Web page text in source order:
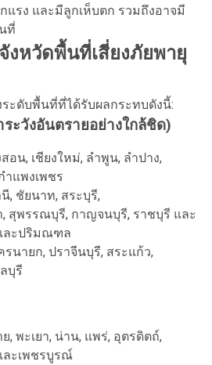
รง และมีลูกเห็บตก รวมถึงอาจมี
ที่
งหวัดพื้นที่เสี่ยงภัยพายุ
ะดับพื้นที่ที่ได้รับผลกระทบดังนี้:
ระวังอันตรายอย่างใกล้ชิด)
อน, เชียงใหม่, ลำพูน, ลำปาง,
ำแพงเพชร
, ชัยนาท, สระบุรี,
สุพรรณบุรี, กาญจนบุรี, ราชบุรี และ
ละปริมณฑล
นายก, ปราจีนบุรี, สระแก้ว,
บุรี
, พะเยา, น่าน, แพร่, อุตรดิตถ์,
ะเพชรบูรณ์